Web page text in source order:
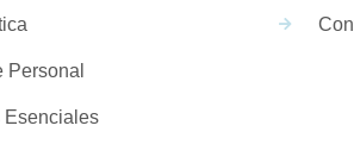
Personal
Esenciales